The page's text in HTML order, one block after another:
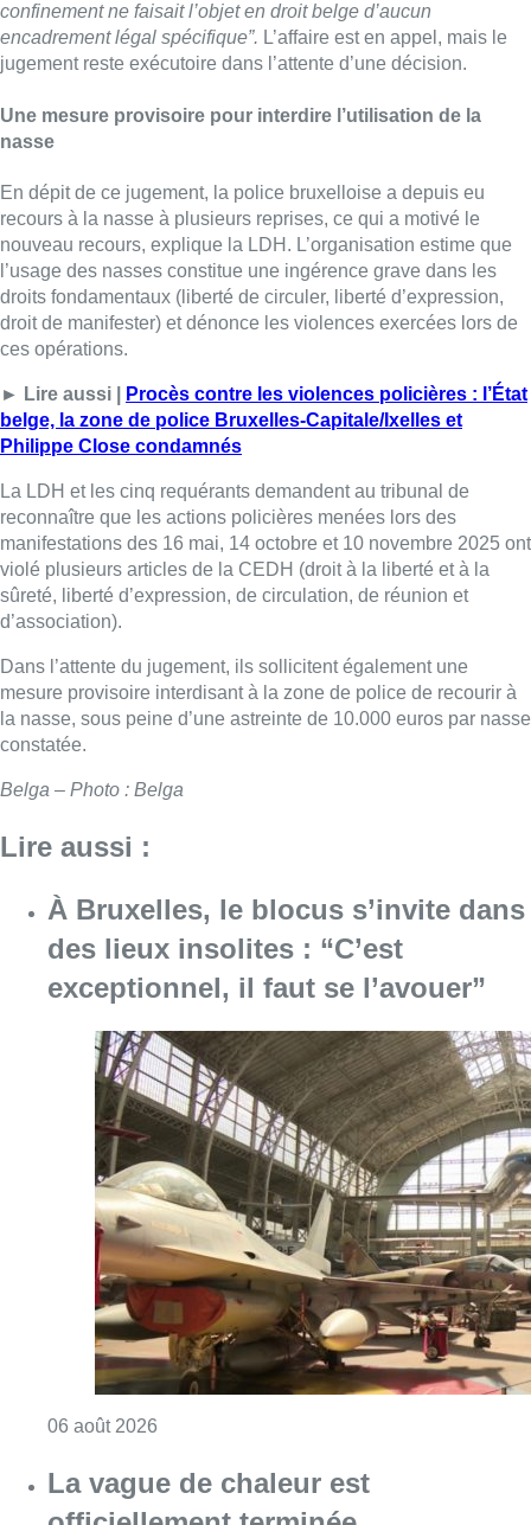
confinement ne faisait l’objet en droit belge d’aucun
encadrement légal spécifique”. L’affaire est en appel, mais le
jugement reste exécutoire dans l’attente d’une décision.
Une mesure provisoire pour interdire l’utilisation de la
nasse
En dépit de ce jugement, la police bruxelloise a depuis eu
recours à la nasse à plusieurs reprises, ce qui a motivé le
nouveau recours, explique la LDH. L’organisation estime que
l’usage des nasses constitue une ingérence grave dans les
droits fondamentaux (liberté de circuler, liberté d’expression,
droit de manifester) et dénonce les violences exercées lors de
ces opérations.
► Lire aussi |
Procès contre les violences policières : l’État
belge, la zone de police Bruxelles-Capitale/Ixelles et
Philippe Close condamnés
La LDH et les cinq requérants demandent au tribunal de
reconnaître que les actions policières menées lors des
manifestations des 16 mai, 14 octobre et 10 novembre 2025 ont
violé plusieurs articles de la CEDH (droit à la liberté et à la
sûreté, liberté d’expression, de circulation, de réunion et
d’association).
Dans l’attente du jugement, ils sollicitent également une
mesure provisoire interdisant à la zone de police de recourir à
la nasse, sous peine d’une astreinte de 10.000 euros par nasse
constatée.
Belga – Photo : Belga
Lire aussi :
À Bruxelles, le blocus s’invite dans
des lieux insolites : “C’est
exceptionnel, il faut se l’avouer”
06 août 2026
La vague de chaleur est